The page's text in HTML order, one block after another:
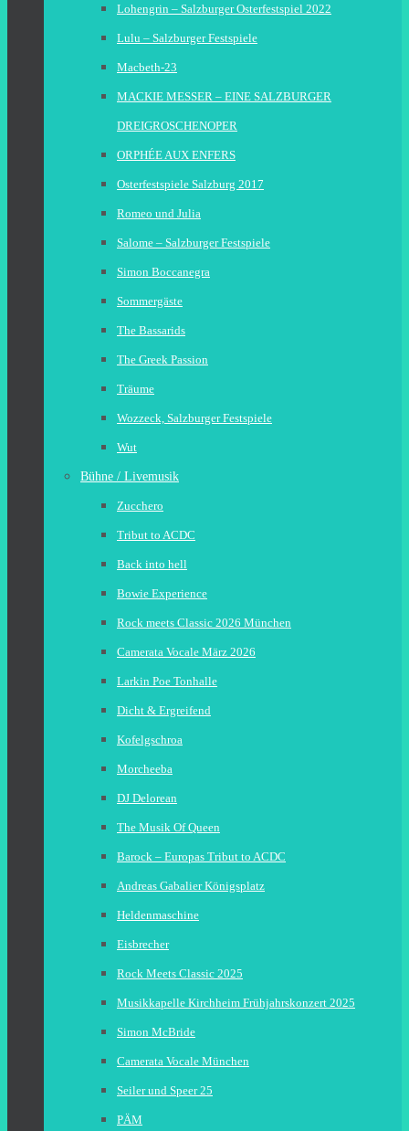
Lohengrin – Salzburger Osterfestspiel 2022
Lulu – Salzburger Festspiele
Macbeth-23
MACKIE MESSER – EINE SALZBURGER
DREIGROSCHENOPER
ORPHÉE AUX ENFERS
Osterfestspiele Salzburg 2017
Romeo und Julia
Salome – Salzburger Festspiele
Simon Boccanegra
Sommergäste
The Bassarids
The Greek Passion
Träume
Wozzeck, Salzburger Festspiele
Wut
Bühne / Livemusik
Zucchero
Tribut to ACDC
Back into hell
Bowie Experience
Rock meets Classic 2026 München
Camerata Vocale März 2026
Larkin Poe Tonhalle
Dicht & Ergreifend
Kofelgschroa
Morcheeba
DJ Delorean
The Musik Of Queen
Barock – Europas Tribut to ACDC
Andreas Gabalier Königsplatz
Heldenmaschine
Eisbrecher
Rock Meets Classic 2025
Musikkapelle Kirchheim Frühjahrskonzert 2025
Simon McBride
Camerata Vocale München
Seiler und Speer 25
PÄM